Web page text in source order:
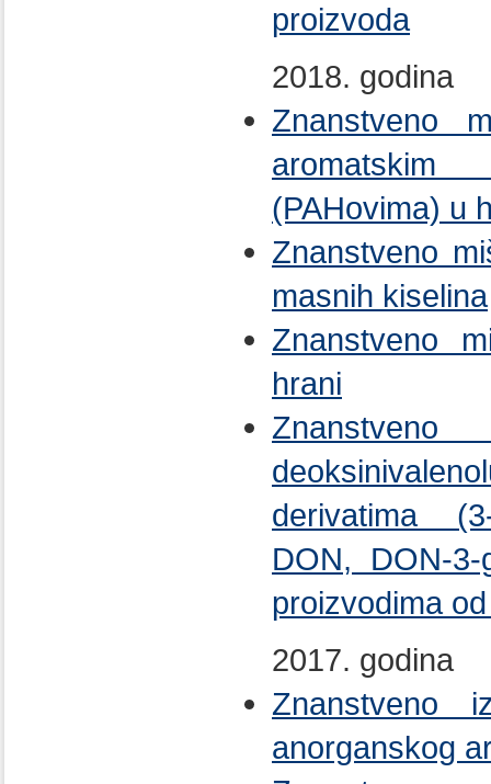
proizvoda
2018. godina
Znanstveno
(PAHovima) u
Znanstveno
masnih kiselina
Znanstveno
hrani
derivatima
DON, DON-
proizvodima
2017. godina
Znanstveno
anorganskog